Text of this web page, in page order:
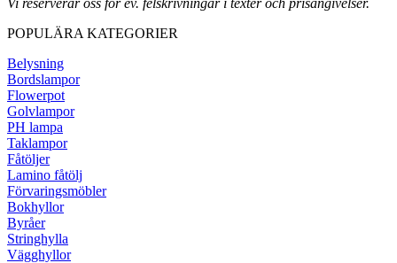
Vi reserverar oss för ev. felskrivningar i texter och prisangivelser.
POPULÄRA KATEGORIER
Belysning
Bordslampor
Flowerpot
Golvlampor
PH lampa
Taklampor
Fåtöljer
Lamino fåtölj
Förvaringsmöbler
Bokhyllor
Byråer
Stringhylla
Vägghyllor